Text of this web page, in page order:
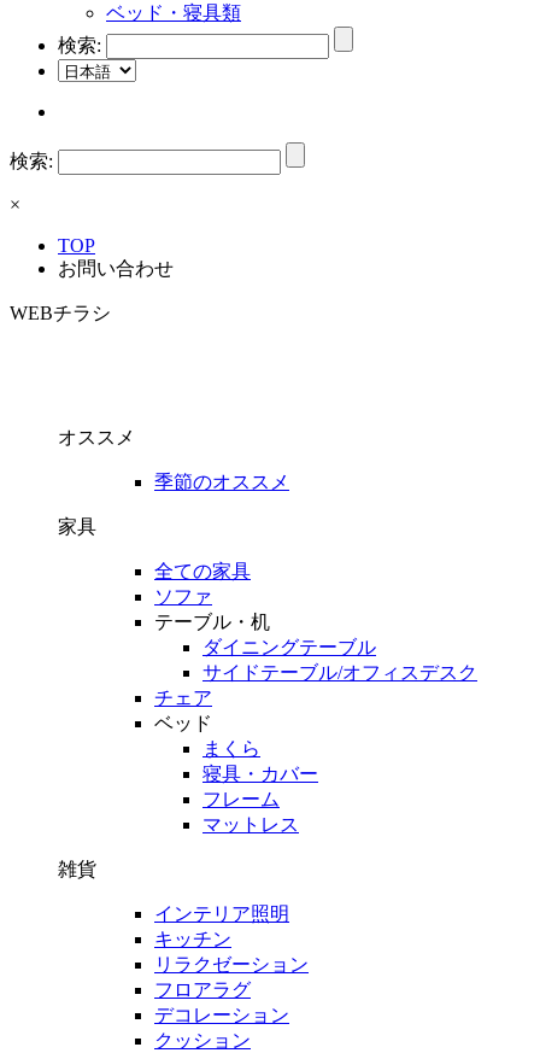
ベッド・寝具類
検索:
検索:
×
TOP
お問い合わせ
WEBチラシ
オススメ
季節のオススメ
家具
全ての家具
ソファ
テーブル・机
ダイニングテーブル
サイドテーブル/オフィスデスク
チェア
ベッド
まくら
寝具・カバー
フレーム
マットレス
雑貨
インテリア照明
キッチン
リラクゼーション
フロアラグ
デコレーション
クッション